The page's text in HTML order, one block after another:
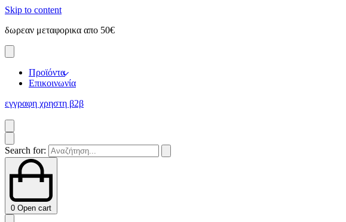
Skip to content
δωρεαν μεταφορικα απο 50€
Προϊόντα
Επικοινωνία
εγγραφη χρηστη β2β
Search for:
0 Open cart